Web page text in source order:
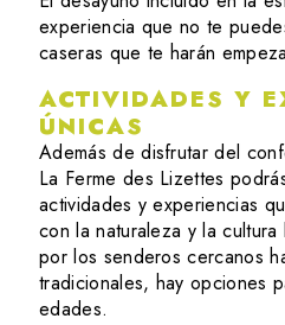
experiencia que no te
caseras que te harán
ACTIVIDADES Y
ÚNICAS
Además de disfrutar del
La Ferme des Lizettes
actividades y experiencias
con la naturaleza y la
por los senderos cercanos
tradicionales, hay opciones
edades.